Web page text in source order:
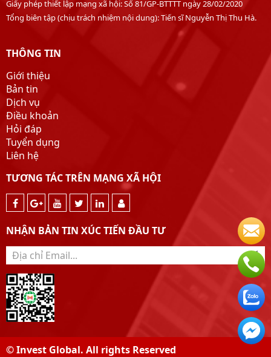
Giấy phép thiết lập mạng xã hội: Số 81/GP-BTTTT ngày 28/02/2020
Tổng biên tập (chịu trách nhiệm nội dung): Tiến sĩ Nguyễn Thị Thu Hà.
THÔNG TIN
Giới thiệu
Bản tin
Dịch vụ
Điều khoản
Hỏi đáp
Tuyển dụng
Liên hệ
TƯƠNG TÁC TRÊN MẠNG XÃ HỘI
NHẬN BẢN TIN XÚC TIẾN ĐẦU TƯ
© Invest Global. All rights Reserved